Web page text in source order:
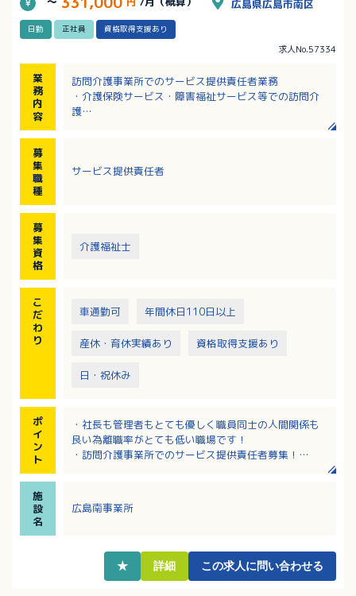
広島県広島市南区
日勤 正社員 資格取得支援あり
求人No.57334
業
務
内
容
訪問介護事業所でのサービス提供責任者業務
・介護保険サービス・障害福祉サービス等での訪問介
護
ます。
募
集
職
種
サービス提供責任者
募
集
資
格
介護福祉士
こ
だ
わ
り
車通勤可 年間休日110日以上
産休・育休実績あり 資格取得支援あり
日・祝休み
ポ
イ
ン
ト
・社長も管理者もとても優しく職員同士の人間関係も
良い為離職率がとても低い職場です！
・訪問介護事業所でのサービス提供責任者募集！
・基本土日祝休み！（土曜日は月1回程度出勤あり）
・永年勤続表彰制度、職員紹介制度等あり！
制度あり！
・産休・育休取得実績あり！ライフステージに変化が
施
設
名
広島南事業所
★ 詳細 この求人に問い合わせる